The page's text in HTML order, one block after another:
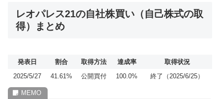
レオパレス21の自社株買い（自己株式の取
得）まとめ
発表日 割合 取得方法 達成率
取得状況
2025/5/27
41.61% 公開買付 100.0% 終了（2025/6/25）